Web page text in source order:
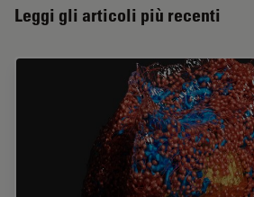
Leggi gli articoli più recenti